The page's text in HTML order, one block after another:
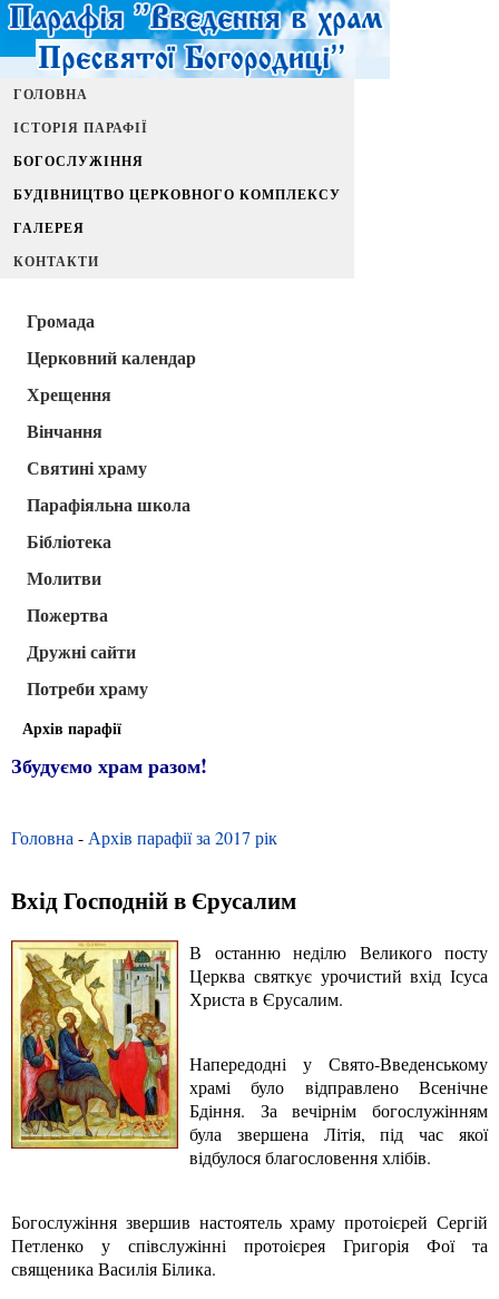
ГОЛОВНА
ІСТОРІЯ ПАРАФІЇ
БОГОСЛУЖІННЯ
БУДІВНИЦТВО ЦЕРКОВНОГО КОМПЛЕКСУ
ГАЛЕРЕЯ
КОНТАКТИ
Громада
Церковний календар
Хрещення
Вінчання
Святині храму
Парафіяльна школа
Бібліотека
Молитви
Пожертва
Дружні сайти
Потреби храму
Архів парафії
Збудуємо храм разом!
Головна - Архів парафії за 2017 рік
Вхід Господній в Єрусалим
В останню неділю Великого посту
Церква святкує урочистий вхід Ісуса
Христа в Єрусалим.
Напередодні у Свято-Введенському
храмі було відправлено Всенічне
Бдіння. За вечірнім богослужінням
була звершена Літія, під час якої
відбулося благословення хлібів.
Богослужіння звершив настоятель храму протоієрей Сергій
Петленко у співслужінні протоієрея Григорія Фої та
священика Василія Білика.